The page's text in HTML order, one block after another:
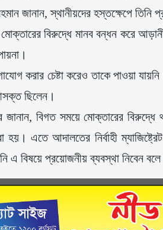
জানান, স্থানীয়দের হস্তক্ষেপে তিনি
বিরুদ্ধে মানব বন্ধন করে আড়ানী
করার চেষ্টা করেও তাকে পাওয়া
ছিলেন।
জানান, বিগত সময়ে মোক্তারের
এতে আদালতের নির্বাহী
বিষয়ে প্রয়োজনীয় ব্যবস্থা নিবেন বলে